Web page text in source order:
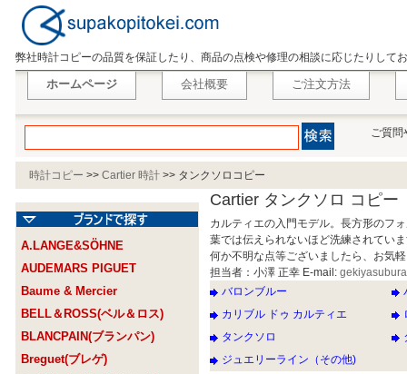
弊社時計コピーの品質を保証したり、商品の点検や修理の相談に応じたりして
ホームページ 会社概要 ご注文方法
ご質問
時計コピー >> Cartier 時計 >> タンクソロコピー
A.LANGE&SÖHNE
AUDEMARS PIGUET
Baume & Mercier
BELL＆ROSS(ベル＆ロス)
BLANCPAIN(ブランパン)
Breguet(ブレゲ)
Cartier タンクソロ コピー
カルティエの入門モデル。長方形のフ
葉では伝えられないほど洗練されてい
何か不明な点等ございましたら、お気
担当者：小澤 正幸 E-mail:
バロンブルー
カリブル ドゥ カルティエ
タンクソロ
ジュエリーライン（その他)